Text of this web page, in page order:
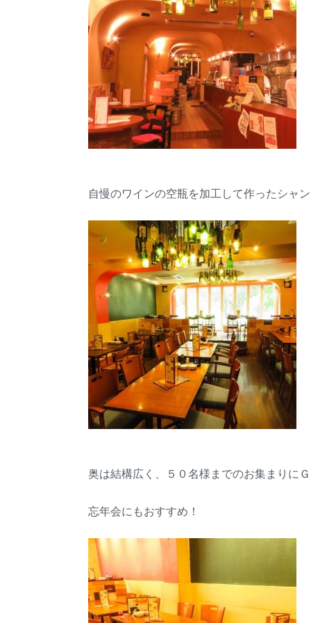
自慢のワインの空瓶を加工して作ったシャ
奥は結構広く、５０名様までのお集まりに
忘年会にもおすすめ！